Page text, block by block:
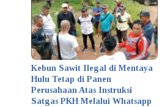
Kebun Sawit Ilegal di Mentaya
Hulu Tetap di Panen
Perusahaan Atas Instruksi
Satgas PKH Melalui Whatsapp